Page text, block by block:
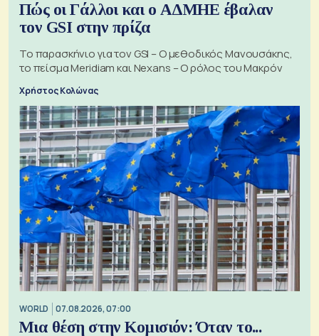
Πώς οι Γάλλοι και ο ΑΔΜΗΕ έβαλαν
τον GSI στην πρίζα
Το παρασκήνιο για τον GSI – Ο μεθοδικός Μανουσάκης,
το πείσμα Meridiam και Nexans – Ο ρόλος του Μακρόν
Χρήστος Κολώνας
WORLD 07.08.2026, 07:00
Μια θέση στην Κομισιόν: Όταν το...